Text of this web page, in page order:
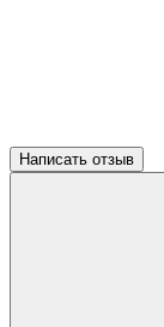
Написать отзыв